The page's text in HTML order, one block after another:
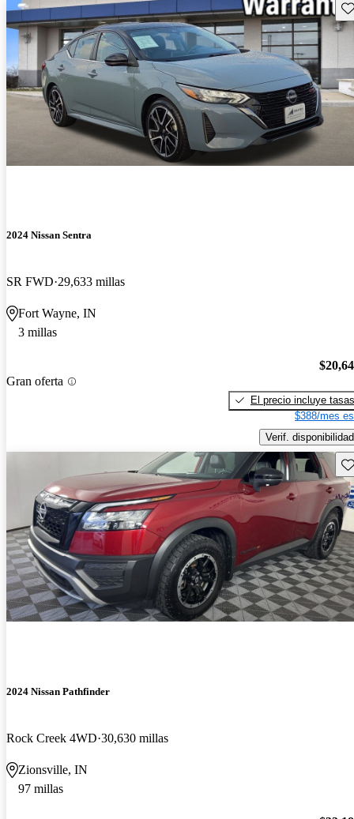
2024 Nissan Sentra
SR FWD 29,633 millas
Fort Wayne, IN
3 millas
Gran oferta
El precio incluye tasas
$388/mes
Verif. disponibilidad
2024 Nissan Pathfinder
Rock Creek 4WD 30,630 millas
Zionsville, IN
97 millas